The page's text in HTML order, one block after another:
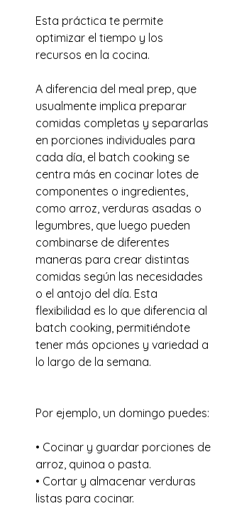
Esta práctica te permite
optimizar el tiempo y los
recursos en la cocina.
A diferencia del meal prep, que
usualmente implica preparar
comidas completas y separarlas
en porciones individuales para
cada día, el batch cooking se
centra más en cocinar lotes de
componentes o ingredientes,
como arroz, verduras asadas o
legumbres, que luego pueden
combinarse de diferentes
maneras para crear distintas
comidas según las necesidades
o el antojo del día. Esta
flexibilidad es lo que diferencia al
batch cooking, permitiéndote
tener más opciones y variedad a
lo largo de la semana.
Por ejemplo, un domingo puedes:
• Cocinar y guardar porciones de
arroz, quinoa o pasta.
• Cortar y almacenar verduras
listas para cocinar.